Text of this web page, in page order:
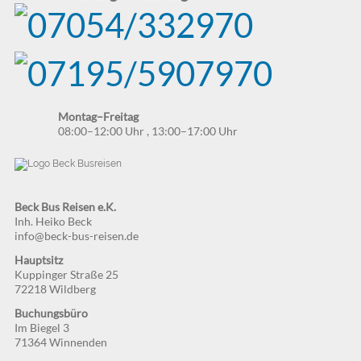
Panoramablick über Region. Nachmittags treten wir die
Heimreise an.
Montag–Freitag
08:00–12:00 Uhr , 13:00–17:00 Uhr
Beck Bus Reisen e.K.
Inh. Heiko Beck
info@beck-bus-reisen.de
Hauptsitz
Kuppinger Straße 25
72218 Wildberg
Buchungsbüro
Im Biegel 3
71364 Winnenden